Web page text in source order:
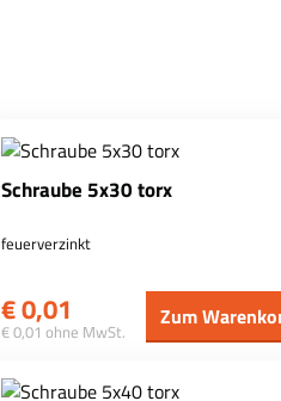
Schraube 5x30 torx
feuerverzinkt
€0,01
€ 0,01 ohne MwSt.
Zum